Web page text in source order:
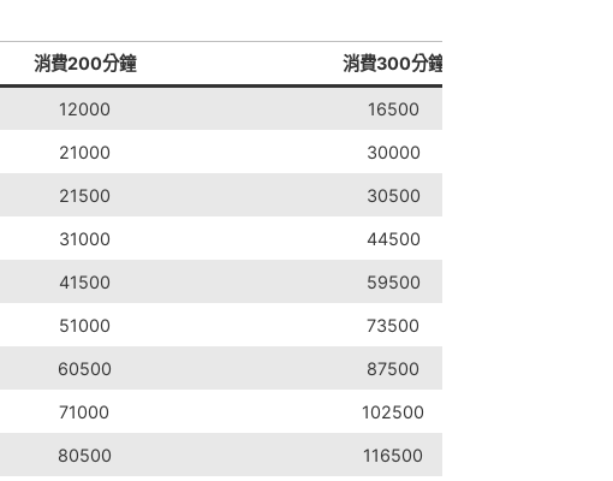
消費200分鐘 消費300分鐘
12000 16500
21000 30000
21500 30500
31000 44500
41500 59500
51000 73500
60500 87500
71000 102500
80500 116500